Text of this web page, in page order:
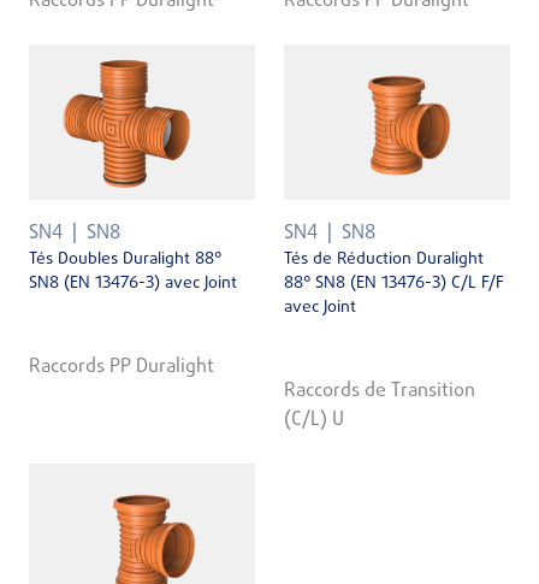
SN4 SN8
Tés Doubles Duralight 88°
SN8 (EN 13476-3) avec Joint
Raccords PP Duralight
SN4 SN8
Tés de Réduction Duralight
88° SN8 (EN 13476-3) C/L F/F
avec Joint
Raccords de Transition
(C/L) U